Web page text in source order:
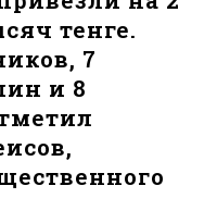
тенге.
7
и 8